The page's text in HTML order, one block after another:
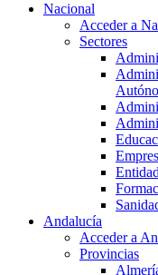
Nacional
Acceder a
Sectores
Andalucía
Acceder a
Provincias